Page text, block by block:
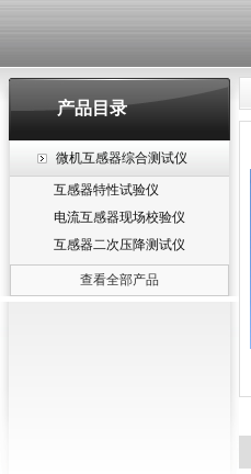
产品目录
微机互感器综合测试仪
互感器特性试验仪
电流互感器现场校验仪
互感器二次压降测试仪
查看全部产品